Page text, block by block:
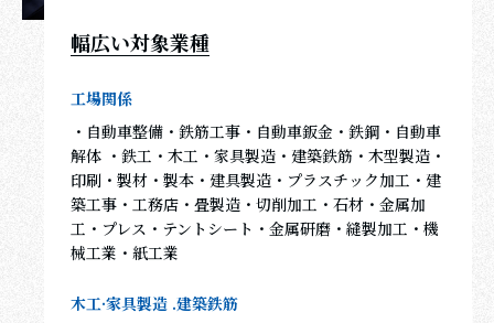
幅広い対象業種
工場関係
・自動車整備・鉄筋工事・自動車鈑金・鉄鋼・自動車
解体 ・鉄工・木工・家具製造・建築鉄筋・木型製造・
印刷・製材・製本・建具製造・プラスチック加工・建
築工事・工務店・畳製造・切削加工・石材・金属加
工・プレス・テントシート・金属研磨・縫製加工・機
械工業・紙工業
木工·家具製造 .建築鉄筋